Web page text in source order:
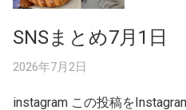
SNSまとめ7月1日
2026年7月2日
instagram この投稿を